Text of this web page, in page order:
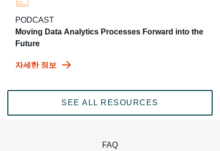
PODCAST
Moving Data Analytics Processes Forward into the
Future
자세한 정보
SEE ALL RESOURCES
FAQ